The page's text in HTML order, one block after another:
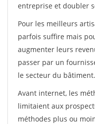
entreprise et doubler
Pour les meilleurs
parfois suffire mais
augmenter leurs
passer par un
le secteur du bâtiment.
Avant internet, les
limitaient aux
méthodes plus ou